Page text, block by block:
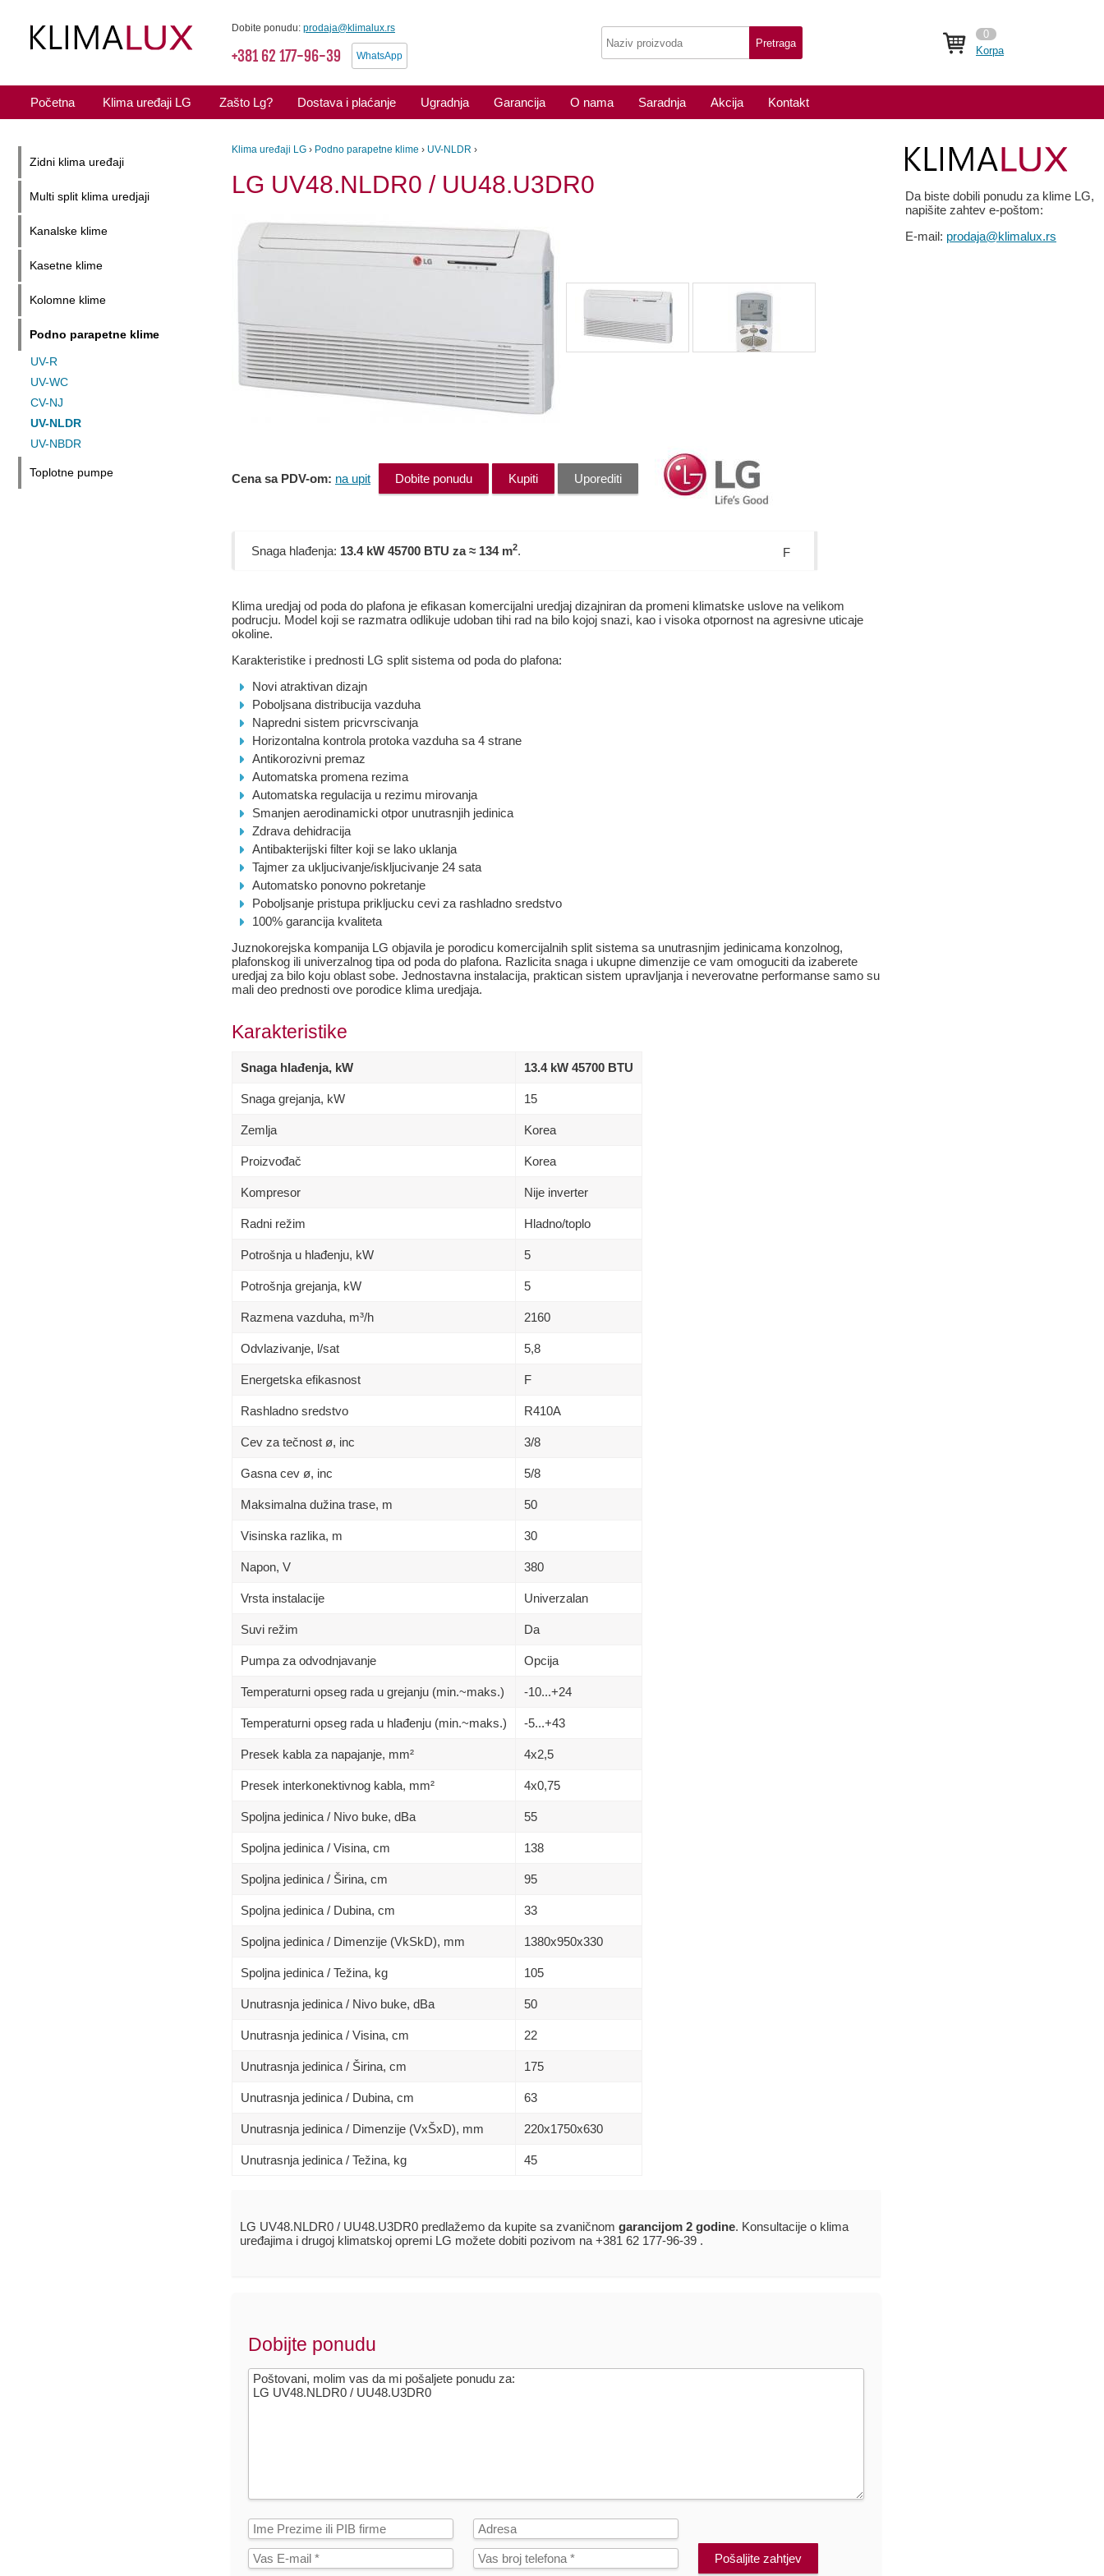
Dobite ponudu: prodaja@klimalux.rs
+381 62 177-96-39 WhatsApp
Pretraga
0
Korpa
Početna Klima uređaji LG Zašto Lg? Dostava i plaćanje Ugradnja Garancija O nama Saradnja Akcija Kontakt
Klima uređaji LG › Podno parapetne klime › UV-NLDR ›
LG UV48.NLDR0 / UU48.U3DR0
Cena sa PDV-om: na upit Dobite ponudu Kupiti Uporediti
Snaga hlađenja: 13.4 kW 45700 BTU za ≈ 134 m2. F
Klima uredjaj od poda do plafona je efikasan komercijalni uredjaj dizajniran da promeni klimatske uslove na velikom
podrucju. Model koji se razmatra odlikuje udoban tihi rad na bilo kojoj snazi, kao i visoka otpornost na agresivne uticaje
okoline.
Karakteristike i prednosti LG split sistema od poda do plafona:
Novi atraktivan dizajn
Poboljsana distribucija vazduha
Napredni sistem pricvrscivanja
Horizontalna kontrola protoka vazduha sa 4 strane
Antikorozivni premaz
Automatska promena rezima
Automatska regulacija u rezimu mirovanja
Smanjen aerodinamicki otpor unutrasnjih jedinica
Zdrava dehidracija
Antibakterijski filter koji se lako uklanja
Tajmer za ukljucivanje/iskljucivanje 24 sata
Automatsko ponovno pokretanje
Poboljsanje pristupa prikljucku cevi za rashladno sredstvo
100% garancija kvaliteta
Juznokorejska kompanija LG objavila je porodicu komercijalnih split sistema sa unutrasnjim jedinicama konzolnog,
plafonskog ili univerzalnog tipa od poda do plafona. Razlicita snaga i ukupne dimenzije ce vam omoguciti da izaberete
uredjaj za bilo koju oblast sobe. Jednostavna instalacija, praktican sistem upravljanja i neverovatne performanse samo su
mali deo prednosti ove porodice klima uredjaja.
Karakteristike
Snaga hlađenja, kW 13.4 kW 45700 BTU
Snaga grejanja, kW 15
Zemlja Korea
Proizvođač Korea
Kompresor Nije inverter
Radni režim Hladno/toplo
Potrošnja u hlađenju, kW 5
Potrošnja grejanja, kW 5
Razmena vazduha, m³/h 2160
Odvlazivanje, l/sat 5,8
Energetska efikasnost F
Rashladno sredstvo R410A
Cev za tečnost ø, inc 3/8
Gasna cev ø, inc 5/8
Maksimalna dužina trase, m 50
Visinska razlika, m 30
Napon, V 380
Vrsta instalacije Univerzalan
Suvi režim Da
Pumpa za odvodnjavanje Opcija
Temperaturni opseg rada u grejanju (min.~maks.) -10...+24
Temperaturni opseg rada u hlađenju (min.~maks.) -5...+43
Presek kabla za napajanje, mm² 4x2,5
Presek interkonektivnog kabla, mm² 4x0,75
Spoljna jedinica / Nivo buke, dBa 55
Spoljna jedinica / Visina, сm 138
Spoljna jedinica / Širina, сm 95
Spoljna jedinica / Dubina, сm 33
Spoljna jedinica / Dimenzije (VkSkD), mm 1380x950x330
Spoljna jedinica / Težina, kg 105
Unutrasnja jedinica / Nivo buke, dBa 50
Unutrasnja jedinica / Visina, сm 22
Unutrasnja jedinica / Širina, сm 175
Unutrasnja jedinica / Dubina, сm 63
Unutrasnja jedinica / Dimenzije (VxŠxD), mm 220х1750х630
Unutrasnja jedinica / Težina, kg 45
LG UV48.NLDR0 / UU48.U3DR0 predlažemo da kupite sa zvaničnom garancijom 2 godine. Konsultacije o klima
uređajima i drugoj klimatskoj opremi LG možete dobiti pozivom na +381 62 177-96-39 .
Dobijte ponudu
Pošaljite zahtjev
Zidni klima uređaji
Multi split klima uredjaji
Kanalske klime
Kasetne klime
Kolomne klime
Podno parapetne klime
UV-R
UV-WC
CV-NJ
UV-NLDR
UV-NBDR
Toplotne pumpe
Da biste dobili ponudu za klime LG,
napišite zahtev e-poštom:
E-mail: prodaja@klimalux.rs